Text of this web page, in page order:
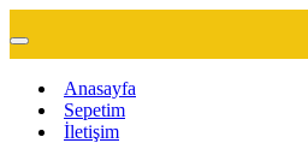
Anasayfa
Sepetim
İletişim